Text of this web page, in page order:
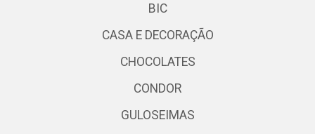
BIC
CASA E DECORAÇÃO
CHOCOLATES
CONDOR
GULOSEIMAS